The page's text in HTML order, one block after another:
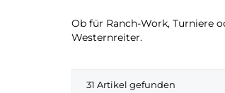
Ob für Ranch-Work, Turniere
Westernreiter.
31 Artikel gefunden